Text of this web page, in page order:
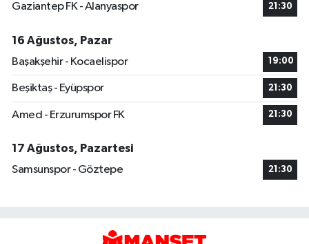
Gaziantep FK - Alanyaspor 21:30
16 Ağustos, Pazar
Başakşehir - Kocaelispor
19:00
Beşiktaş - Eyüpspor 21:30
Amed - Erzurumspor FK 21:30
17 Ağustos, Pazartesi
Samsunspor - Göztepe
21:30